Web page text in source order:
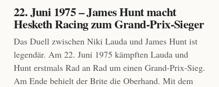
22. Juni 1975 – James Hunt macht
Hesketh Racing zum Grand-Prix-Sieger
Das Duell zwischen Niki Lauda und James Hunt ist
legendär. Am 22. Juni 1975 kämpften Lauda und
Hunt erstmals Rad an Rad um einen Grand-Prix-Sieg.
Am Ende behielt der Brite die Oberhand. Mit dem